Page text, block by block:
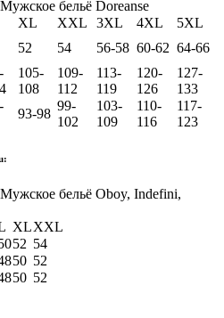
XL XXL 3XL 4XL
5XL
52 54 56-58 60-62 64-66
105-
108
109-
112
113-
119
120-
126
127-
133
93-98
99-
102
103-
109
110-
116
117-
123
XLXXL
52 54
50 52
50 52